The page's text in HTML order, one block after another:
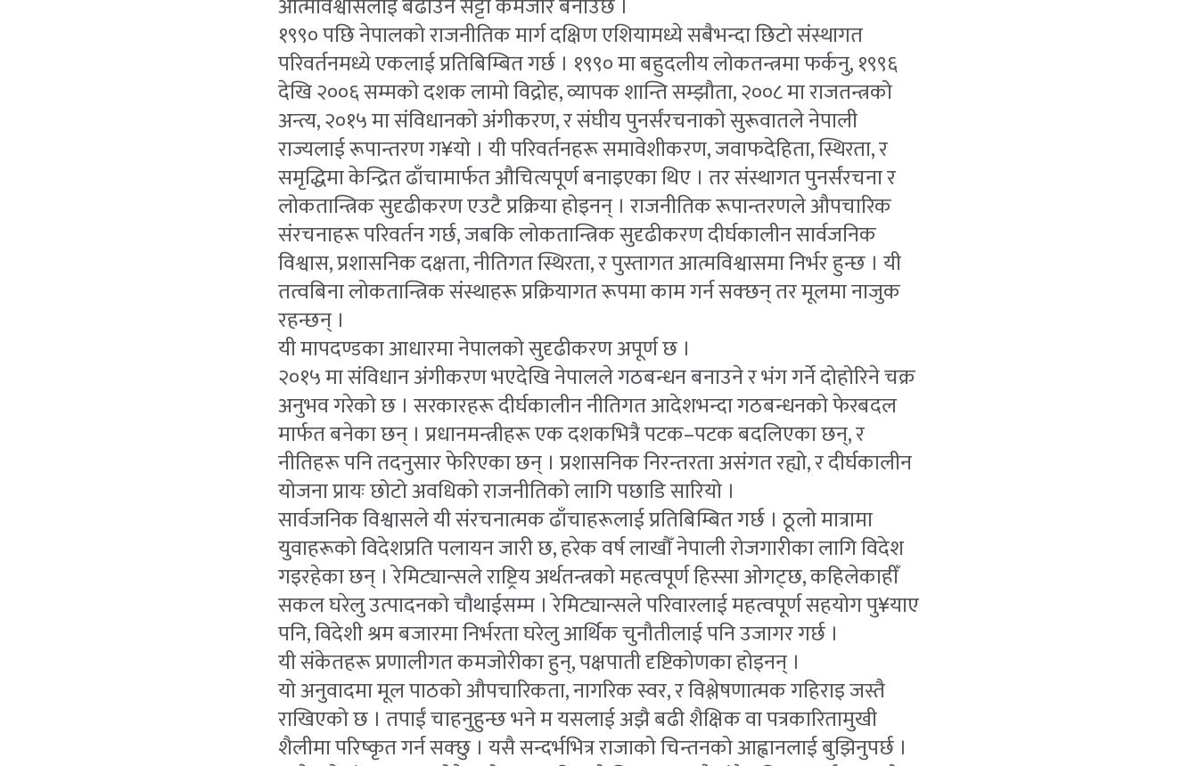
आत्मविश्वासलाई बढाउने सट्टा कमजोर बनाउँछ ।
१९९० पछि नेपालको राजनीतिक मार्ग दक्षिण एशियामध्ये सबैभन्दा छिटो संस्थागत
परिवर्तनमध्ये एकलाई प्रतिबिम्बित गर्छ । १९९० मा बहुदलीय लोकतन्त्रमा फर्कनु, १९९६
देखि २००६ सम्मको दशक लामो विद्रोह, व्यापक शान्ति सम्झौता, २००८ मा राजतन्त्रको
अन्त्य, २०१५ मा संविधानको अंगीकरण, र संघीय पुनर्संरचनाको सुरूवातले नेपाली
राज्यलाई रूपान्तरण ग¥यो । यी परिवर्तनहरू समावेशीकरण, जवाफदेहिता, स्थिरता, र
समृद्धिमा केन्द्रित ढाँचामार्फत औचित्यपूर्ण बनाइएका थिए । तर संस्थागत पुनर्संरचना र
लोकतान्त्रिक सुदृढीकरण एउटै प्रक्रिया होइनन् । राजनीतिक रूपान्तरणले औपचारिक
संरचनाहरू परिवर्तन गर्छ, जबकि लोकतान्त्रिक सुदृढीकरण दीर्घकालीन सार्वजनिक
विश्वास, प्रशासनिक दक्षता, नीतिगत स्थिरता, र पुस्तागत आत्मविश्वासमा निर्भर हुन्छ । यी
तत्वबिना लोकतान्त्रिक संस्थाहरू प्रक्रियागत रूपमा काम गर्न सक्छन् तर मूलमा नाजुक
रहन्छन् ।
यी मापदण्डका आधारमा नेपालको सुदृढीकरण अपूर्ण छ ।
२०१५ मा संविधान अंगीकरण भएदेखि नेपालले गठबन्धन बनाउने र भंग गर्ने दोहोरिने चक्र
अनुभव गरेको छ । सरकारहरू दीर्घकालीन नीतिगत आदेशभन्दा गठबन्धनको फेरबदल
मार्फत बनेका छन् । प्रधानमन्त्रीहरू एक दशकभित्रै पटक–पटक बदलिएका छन्, र
नीतिहरू पनि तदनुसार फेरिएका छन् । प्रशासनिक निरन्तरता असंगत रह्यो, र दीर्घकालीन
योजना प्रायः छोटो अवधिको राजनीतिको लागि पछाडि सारियो ।
सार्वजनिक विश्वासले यी संरचनात्मक ढाँचाहरूलाई प्रतिबिम्बित गर्छ । ठूलो मात्रामा
युवाहरूको विदेशप्रति पलायन जारी छ, हरेक वर्ष लाखौँ नेपाली रोजगारीका लागि विदेश
गइरहेका छन् । रेमिट्यान्सले राष्ट्रिय अर्थतन्त्रको महत्वपूर्ण हिस्सा ओगट्छ, कहिलेकाहीँ
सकल घरेलु उत्पादनको चौथाईसम्म । रेमिट्यान्सले परिवारलाई महत्वपूर्ण सहयोग पु¥याए
पनि, विदेशी श्रम बजारमा निर्भरता घरेलु आर्थिक चुनौतीलाई पनि उजागर गर्छ ।
यी संकेतहरू प्रणालीगत कमजोरीका हुन्, पक्षपाती दृष्टिकोणका होइनन् ।
यो अनुवादमा मूल पाठको औपचारिकता, नागरिक स्वर, र विश्लेषणात्मक गहिराइ जस्तै
राखिएको छ । तपाईं चाहनुहुन्छ भने म यसलाई अझै बढी शैक्षिक वा पत्रकारितामुखी
शैलीमा परिष्कृत गर्न सक्छु । यसै सन्दर्भभित्र राजाको चिन्तनको आह्वानलाई बुझिनुपर्छ ।